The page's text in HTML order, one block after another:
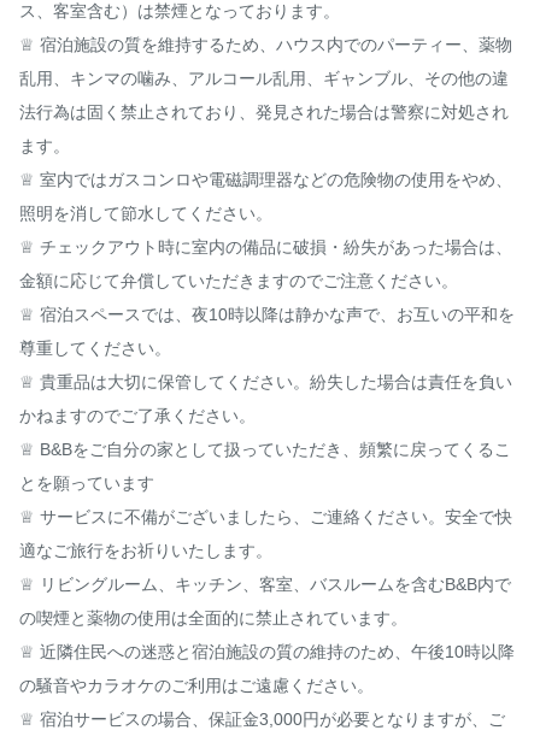
ス、客室含む）は禁煙となっております。
♕ 宿泊施設の質を維持するため、ハウス内でのパーティー、薬物
乱用、キンマの噛み、アルコール乱用、ギャンブル、その他の違
法行為は固く禁止されており、発見された場合は警察に対処され
ます。
♕ 室内ではガスコンロや電磁調理器などの危険物の使用をやめ、
照明を消して節水してください。
♕ チェックアウト時に室内の備品に破損・紛失があった場合は、
金額に応じて弁償していただきますのでご注意ください。
♕ 宿泊スペースでは、夜10時以降は静かな声で、お互いの平和を
尊重してください。
♕ 貴重品は大切に保管してください。紛失した場合は責任を負い
かねますのでご了承ください。
♕ B&Bをご自分の家として扱っていただき、頻繁に戻ってくるこ
とを願っています
♕ サービスに不備がございましたら、ご連絡ください。安全で快
適なご旅行をお祈りいたします。
♕ リビングルーム、キッチン、客室、バスルームを含むB&B内で
の喫煙と薬物の使用は全面的に禁止されています。
♕ 近隣住民への迷惑と宿泊施設の質の維持のため、午後10時以降
の騒音やカラオケのご利用はご遠慮ください。
♕ 宿泊サービスの場合、保証金3,000円が必要となりますが、ご